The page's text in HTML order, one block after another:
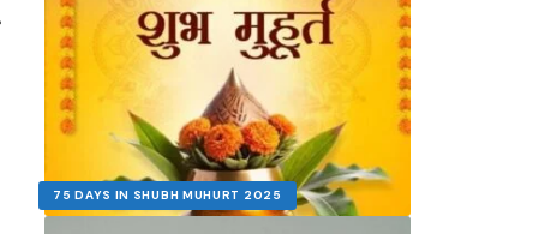
75 DAYS IN SHUBH MUHURT 2025